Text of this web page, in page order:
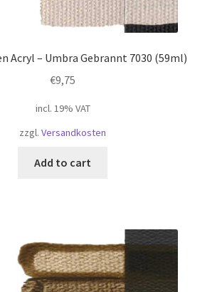
Acryl – Umbra Gebrannt 7030 (59ml)
€9,75
incl. 19% VAT
zzgl. Versandkosten
Add to cart